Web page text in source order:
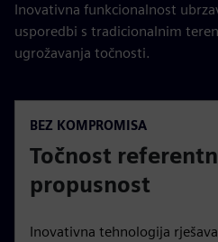
Inovativna funkcionalnost
usporedbi s tradicionalnim
ugrožavanja točnosti.
BEZ KOMPROMISA
Točnost
propusnost
Inovativna tehnologija